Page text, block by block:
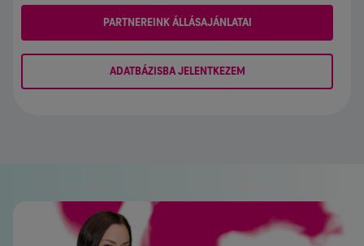
PARTNEREINK ÁLLÁSAJÁNLATAI
ADATBÁZISBA JELENTKEZEM